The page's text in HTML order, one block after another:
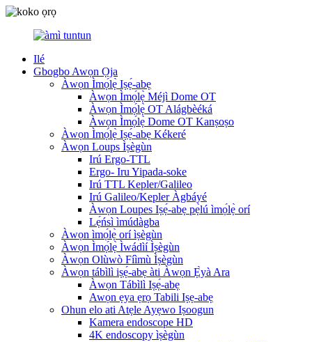
Ilé
Gbogbo Awọn Ọja
Àwọn Ìmọ́lẹ̀ Iṣẹ́-abẹ
Àwọn Ìmọ́lẹ̀ Méjì Dome OT
Àwọn Ìmọ́lẹ̀ OT Alágbèéká
Àwọn Ìmọ́lẹ̀ Dome OT Kanṣoṣo
Àwọn Ìmọ́lẹ̀ Iṣẹ́-abẹ Kékeré
Àwọn Loups Ìṣègùn
Irú Ergo-TTL
Ergo- Iru Yipada-soke
Irú TTL Kepler/Galileo
Irú Galileo/Kepler Àgbáyé
Àwọn Loupes Iṣẹ́-abẹ pẹ̀lú ìmọ́lẹ̀ orí
Lẹ́ńsì ìmúdàgba
Àwọn ìmọ́lẹ̀ orí ìṣègùn
Àwọn Ìmọ́lẹ̀ Ìwádìí Ìṣègùn
Àwọn Olùwò Fíìmù Ìṣègùn
Àwọn tábìlì iṣẹ́-abẹ àti Àwọn Ẹ̀yà Ara
Àwọn Tábìlì Iṣẹ́-abẹ
Awọn ẹya ẹrọ Tabili Iṣẹ-abẹ
Ohun elo ati Atẹle Ayẹwo Iṣoogun
Kamera endoscope HD
4K endoscopy ìṣègùn